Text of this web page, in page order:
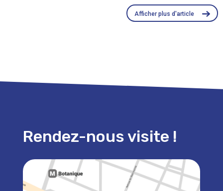
Afficher plus d'article
Rendez-nous visite !